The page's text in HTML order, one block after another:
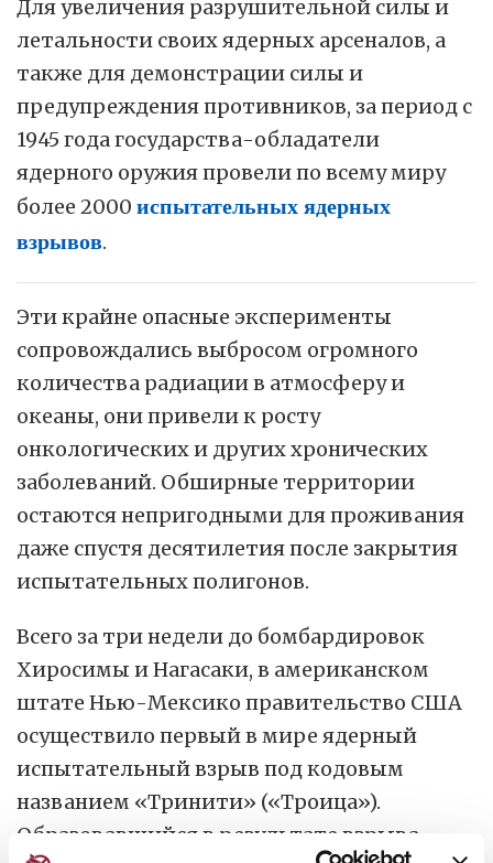
Для увеличения разрушительной силы и
летальности своих ядерных арсеналов, а
также для демонстрации силы и
предупреждения противников, за период с
1945 года государства-обладатели
ядерного оружия провели по всему миру
более 2000 испытательных ядерных
взрывов.
Эти крайне опасные эксперименты
сопровождались выбросом огромного
количества радиации в атмосферу и
океаны, они привели к росту
онкологических и других хронических
заболеваний. Обширные территории
остаются непригодными для проживания
даже спустя десятилетия после закрытия
испытательных полигонов.
Всего за три недели до бомбардировок
Хиросимы и Нагасаки, в американском
штате Нью-Мексико правительство США
осуществило первый в мире ядерный
испытательный взрыв под кодовым
названием «Тринити» («Троица»).
Образовавшийся в результате взрыва